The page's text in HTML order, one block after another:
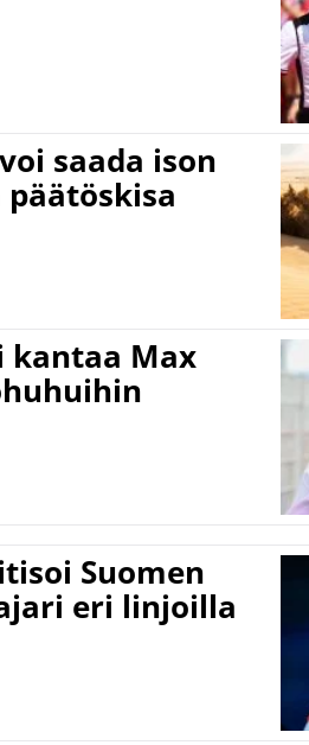
saada ison
kantaa Max
Suomen
eri linjoilla